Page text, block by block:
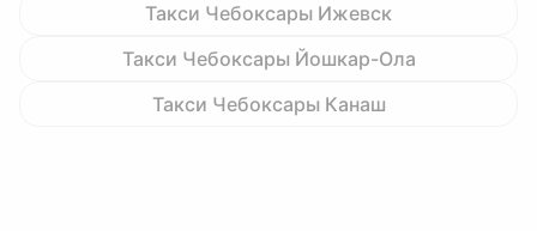
Такси Чебоксары Ижевск
Такси Чебоксары Йошкар-Ола
Такси Чебоксары Канаш